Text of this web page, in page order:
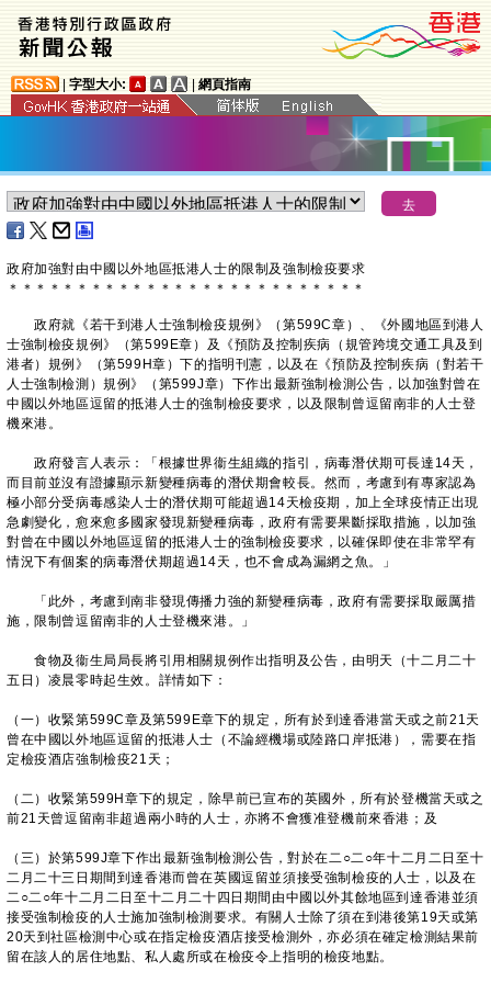
字型大小: 網頁指南
政府加強對由中國以外地區抵港人士的限制及強制檢疫要求
＊ ＊ ＊ ＊ ＊ ＊ ＊ ＊ ＊ ＊ ＊ ＊ ＊ ＊ ＊ ＊ ＊ ＊ ＊ ＊ ＊ ＊ ＊ ＊ ＊ ＊
政府就《若干到港人士強制檢疫規例》（第599C章）、《外國地區到港人
士強制檢疫規例》（第599E章）及《預防及控制疾病（規管跨境交通工具及到
港者）規例》（第599H章）下的指明刊憲，以及在《預防及控制疾病（對若干
人士強制檢測）規例》（第599J章）下作出最新強制檢測公告，以加強對曾在
中國以外地區逗留的抵港人士的強制檢疫要求，以及限制曾逗留南非的人士登
機來港。
政府發言人表示：「根據世界衞生組織的指引，病毒潛伏期可長達14天，
而目前並沒有證據顯示新變種病毒的潛伏期會較長。然而，考慮到有專家認為
極小部分受病毒感染人士的潛伏期可能超過14天檢疫期，加上全球疫情正出現
急劇變化，愈來愈多國家發現新變種病毒，政府有需要果斷採取措施，以加強
對曾在中國以外地區逗留的抵港人士的強制檢疫要求，以確保即使在非常罕有
情況下有個案的病毒潛伏期超過14天，也不會成為漏網之魚。」
「此外，考慮到南非發現傳播力強的新變種病毒，政府有需要採取嚴厲措
施，限制曾逗留南非的人士登機來港。」
食物及衞生局局長將引用相關規例作出指明及公告，由明天（十二月二十
五日）凌晨零時起生效。詳情如下：
（一）收緊第599C章及第599E章下的規定，所有於到達香港當天或之前21天
曾在中國以外地區逗留的抵港人士（不論經機場或陸路口岸抵港），需要在指
定檢疫酒店強制檢疫21天；
（二）收緊第599H章下的規定，除早前已宣布的英國外，所有於登機當天或之
前21天曾逗留南非超過兩小時的人士，亦將不會獲准登機前來香港；及
（三）於第599J章下作出最新強制檢測公告，對於在二○二○年十二月二日至十
二月二十三日期間到達香港而曾在英國逗留並須接受強制檢疫的人士，以及在
二○二○年十二月二日至十二月二十四日期間由中國以外其餘地區到達香港並須
接受強制檢疫的人士施加強制檢測要求。有關人士除了須在到港後第19天或第
20天到社區檢測中心或在指定檢疫酒店接受檢測外，亦必須在確定檢測結果前
留在該人的居住地點、私人處所或在檢疫令上指明的檢疫地點。